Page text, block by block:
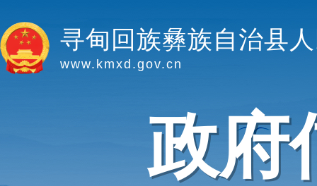
寻甸回族彝族自治县
www.kmxd.gov.cn
政府